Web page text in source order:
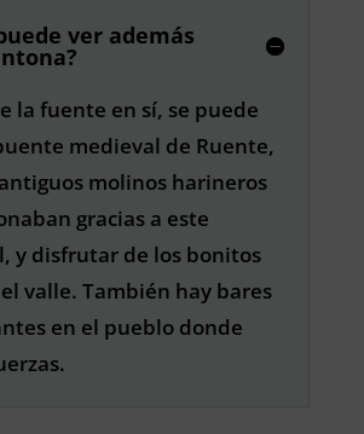
ver además
la fuente en sí, se puede
medieval de Ruente,
molinos harineros
gracias a este
y disfrutar de los bonitos
valle. También hay bares
en el pueblo donde